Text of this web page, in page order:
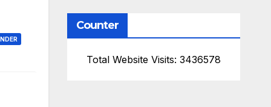
Counter
Total Website Visits: 3436578